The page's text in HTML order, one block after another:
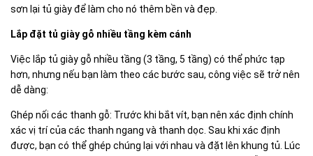
sơn lại tủ giày để làm cho nó thêm bền và đẹp.
Lắp đặt tủ giày gỗ nhiều tầng kèm cánh
Việc lắp tủ giày gỗ nhiều tầng (3 tầng, 5 tầng) có thể phức tạp
hơn, nhưng nếu bạn làm theo các bước sau, công việc sẽ trở nên
dễ dàng:
Ghép nối các thanh gỗ: Trước khi bắt vít, bạn nên xác định chính
xác vị trí của các thanh ngang và thanh dọc. Sau khi xác định
được, bạn có thể ghép chúng lại với nhau và đặt lên khung tủ. Lúc